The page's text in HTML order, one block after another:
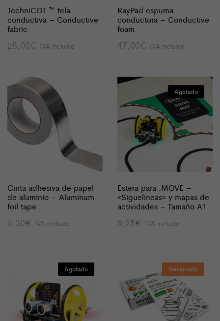
TechniCOT ™ tela
conductiva – Conductive
fabric
28,00€ IVA incluido
RayPad espuma
conductora – Conductive
foam
47,00€ IVA incluido
Cinta adhesiva de papel
de aluminio – Aluminum
foil tape
6,30€ IVA incluido
Agotado
Estera para :MOVE –
«Siguelíneas» y mapas de
actividades – Tamaño A1
8,25€ IVA incluido
Agotado Destacado